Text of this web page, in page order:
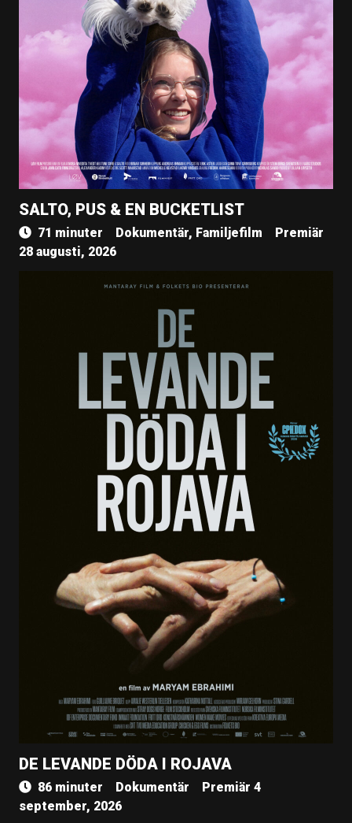
SALTO, PUS & EN BUCKETLIST
71 minuter Dokumentär, Familjefilm
Premiär
28 augusti, 2026
DE LEVANDE DÖDA I ROJAVA
86 minuter Dokumentär
Premiär 4
september, 2026